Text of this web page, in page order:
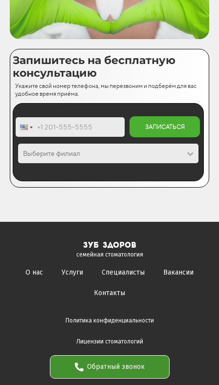
Запишитесь на бесплатную
консультацию
Укажите свой номер телефона, мы перезвоним и подберём для вас
удобное время приёма.
ЗАПИСАТЬСЯ
Выберите филиал
зуб здоров
семейная стоматология
О нас Услуги Специалисты Вакансии
Контакты
Политика конфиденциальности
Лицензии стоматологий
Обратный звонок